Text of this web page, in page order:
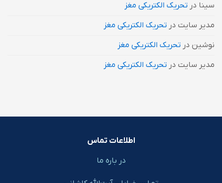
سینا در تحریک الکتریکی مغز
مدیر سایت در تحریک الکتریکی مغز
نوشین در تحریک الکتریکی مغز
مدیر سایت در تحریک الکتریکی مغز
اطلاعات تماس
در باره ما